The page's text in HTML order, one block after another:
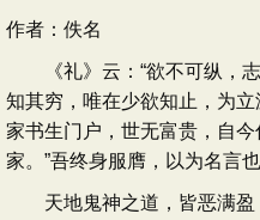
作者： 佚名
《礼》云：“欲不可纵，志
知其穷，唯在少欲知止，为
家书生门户，世无富贵，自
家。”吾终身服膺，以为名言也
天地鬼神之道，皆恶满盈